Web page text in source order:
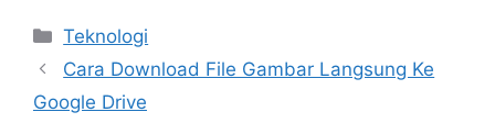
Kategori
Teknologi
Cara Download File Gambar Langsung Ke
Google Drive